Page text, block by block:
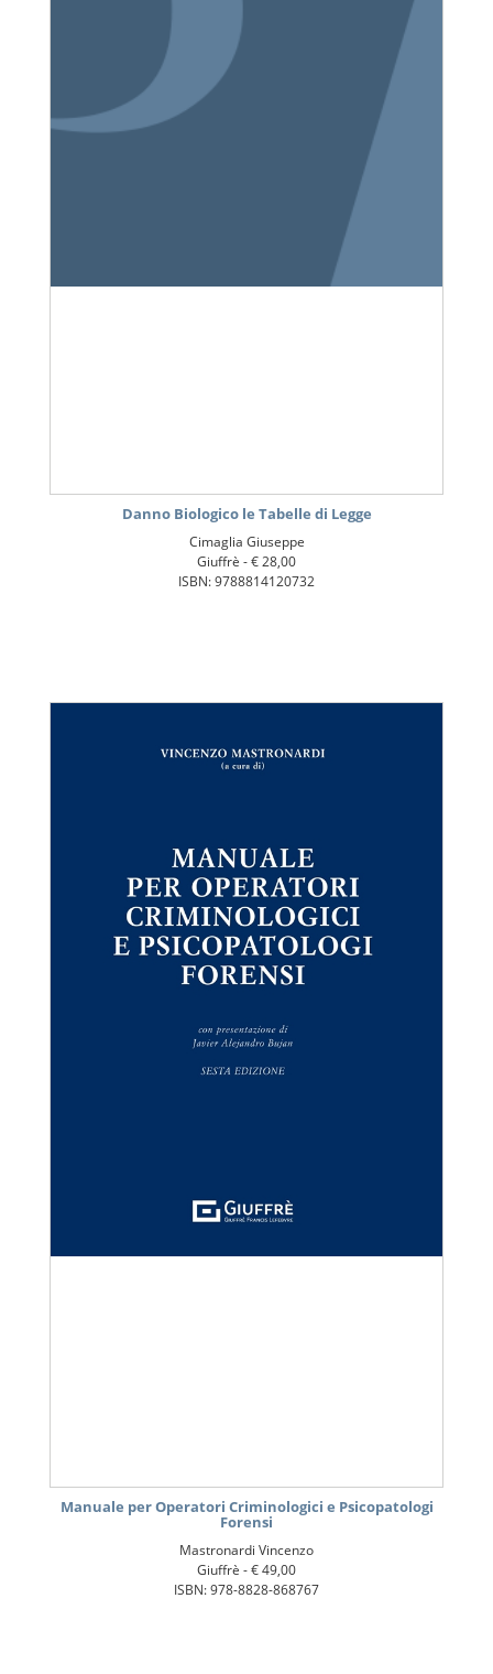
Danno Biologico le Tabelle di Legge
Cimaglia Giuseppe
Giuffrè -€ 28,00
ISBN: 9788814120732
Manuale per Operatori Criminologici e Psicopatologi
Forensi
Mastronardi Vincenzo
Giuffrè -€ 49,00
ISBN: 978-8828-868767